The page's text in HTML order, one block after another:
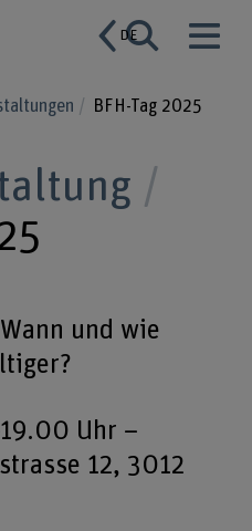
DE
BFH-Tag 2025
und wie
Uhr –
12, 3012